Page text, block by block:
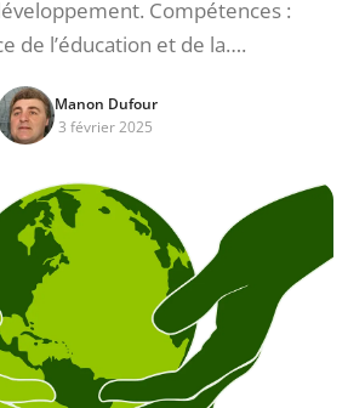
Compétences :
de l’éducation et de la….
Manon Dufour
3 février 2025